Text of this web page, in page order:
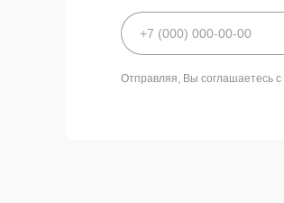
Отправляя, Вы соглашаетесь с